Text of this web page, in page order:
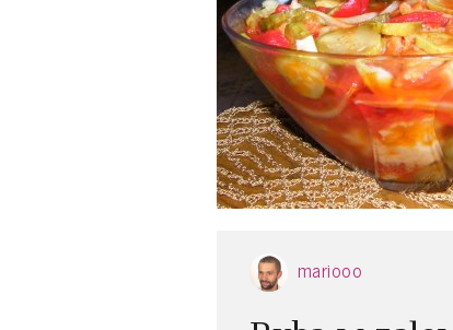
mariooo